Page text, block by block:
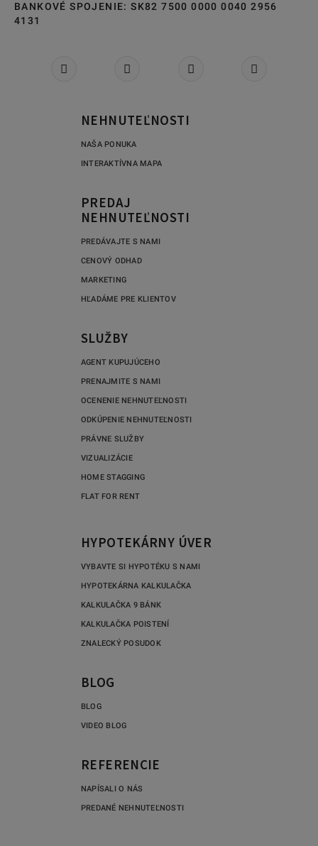
BANKOVÉ SPOJENIE: SK82 7500 0000 0040 2956
4131
NEHNUTEĽNOSTI
NAŠA PONUKA
INTERAKTÍVNA MAPA
PREDAJ
NEHNUTEĽNOSTI
PREDÁVAJTE S NAMI
CENOVÝ ODHAD
MARKETING
HĽADÁME PRE KLIENTOV
SLUŽBY
AGENT KUPUJÚCEHO
PRENAJMITE S NAMI
OCENENIE NEHNUTEĽNOSTI
ODKÚPENIE NEHNUTEĽNOSTI
PRÁVNE SLUŽBY
VIZUALIZÁCIE
HOME STAGGING
FLAT FOR RENT
HYPOTEKÁRNY ÚVER
VYBAVTE SI HYPOTÉKU S NAMI
HYPOTEKÁRNA KALKULAČKA
KALKULAČKA 9 BÁNK
KALKULAČKA POISTENÍ
ZNALECKÝ POSUDOK
BLOG
BLOG
VIDEO BLOG
REFERENCIE
NAPÍSALI O NÁS
PREDANÉ NEHNUTEĽNOSTI